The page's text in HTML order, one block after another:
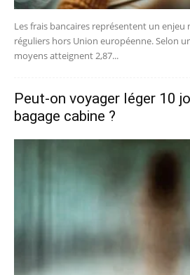
Les frais bancaires représentent un
réguliers hors Union européenne. Selon
moyens atteignent 2,87...
Peut-on voyager léger 10
bagage cabine ?